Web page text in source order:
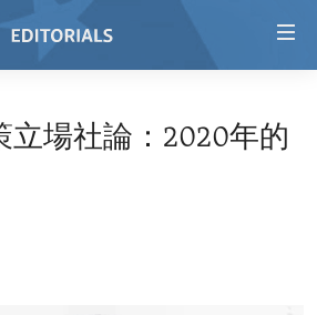
立場社論：2020年的